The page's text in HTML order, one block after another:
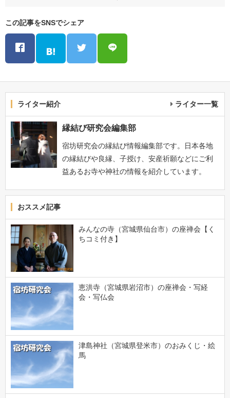
この記事をSNSでシェア
ライター紹介 ライター一覧
縁結び研究会編集部
宿坊研究会の縁結び情報編集部です。日本各地
の縁結びや良縁、子授け、安産祈願などにご利
益あるお寺や神社の情報を紹介しています。
おススメ記事
みんなの寺（宮城県仙台市）の座禅会【く
ちコミ付き】
恵洪寺（宮城県岩沼市）の座禅会・写経
会・写仏会
津島神社（宮城県登米市）のおみくじ・絵
馬